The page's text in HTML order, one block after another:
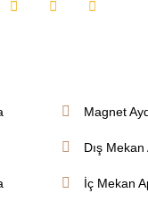
Magnet
Dış Mekan
İç Mekan